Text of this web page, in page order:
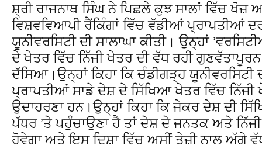
ਸ਼੍ਰੀ ਰਾਜਨਾਥ ਸਿੰਘ ਨੇ ਪਿਛਲੇ ਕੁਝ ਸਾਲਾਂ ਵਿੱਚ
ਵਿਸ਼ਵਵਿਆਪੀ ਰੈਂਕਿੰਗਾਂ ਵਿੱਚ ਵੱਡੀਆਂ ਪ੍ਰਾਪਤੀਆਂ
ਯੂਨੀਵਰਸਿਟੀ ਦੀ ਸਾਲਾਘਾ ਕੀਤੀ। ਉਨ੍ਹਾਂ
ਦੇ ਖੇਤਰ ਵਿੱਚ ਨਿੱਜੀ ਖੇਤਰ ਦੀ ਵੱਧ ਰਹੀ
ਦੱਸਿਆ।ਉਨ੍ਹਾਂ ਕਿਹਾ ਕਿ ਚੰਡੀਗੜ੍ਹ
ਪ੍ਰਾਪਤੀਆਂ ਸਾਡੇ ਦੇਸ਼ ਦੇ ਸਿੱਖਿਆ ਖੇਤਰ ਵਿੱਚ ਨਿੱਜੀ
ਉਦਾਹਰਣਾ ਹਨ।ਉਨ੍ਹਾਂ ਕਿਹਾ ਕਿ ਜੇਕਰ ਦੇਸ਼ ਦੀ
ਪੱਧਰ ’ਤੇ ਪਹੁੰਚਾਉਣਾ ਹੈ ਤਾਂ ਦੇਸ਼ ਦੇ ਜਨਤਕ ਅਤੇ
ਹੋਵੇਗਾ ਅਤੇ ਇਸ ਦਿਸ਼ਾ ਵਿੱਚ ਅਸੀਂ ਤੇਜ਼ੀ ਨਾਲ ਅੱਗੇ